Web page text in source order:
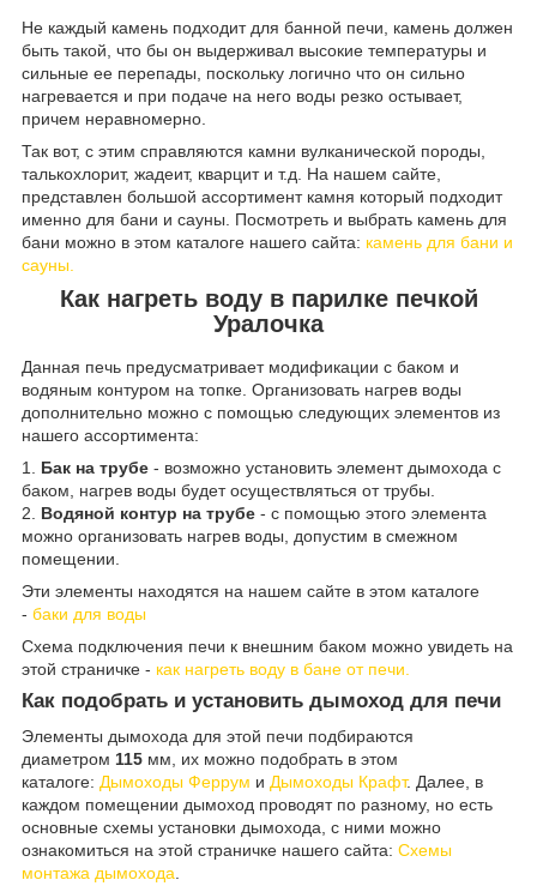
Не каждый камень подходит для банной печи, камень должен
быть такой, что бы он выдерживал высокие температуры и
сильные ее перепады, поскольку логично что он сильно
нагревается и при подаче на него воды резко остывает,
причем неравномерно.
Так вот, с этим справляются камни вулканической породы,
талькохлорит, жадеит, кварцит и т.д. На нашем сайте,
представлен большой ассортимент камня который подходит
именно для бани и сауны. Посмотреть и выбрать камень для
бани можно в этом каталоге нашего сайта: камень для бани и
сауны.
Как нагреть воду в парилке печкой
Уралочка
Данная печь предусматривает модификации с баком и
водяным контуром на топке. Организовать нагрев воды
дополнительно можно с помощью следующих элементов из
нашего ассортимента:
1. Бак на трубе - возможно установить элемент дымохода с
баком, нагрев воды будет осуществляться от трубы.
2. Водяной контур на трубе - с помощью этого элемента
можно организовать нагрев воды, допустим в смежном
помещении.
Эти элементы находятся на нашем сайте в этом каталоге
- баки для воды
Схема подключения печи к внешним баком можно увидеть на
этой страничке - как нагреть воду в бане от печи.
Как подобрать и установить дымоход для печи
Элементы дымохода для этой печи подбираются
диаметром 115 мм, их можно подобрать в этом
каталоге: Дымоходы Феррум и Дымоходы Крафт. Далее, в
каждом помещении дымоход проводят по разному, но есть
основные схемы установки дымохода, с ними можно
ознакомиться на этой страничке нашего сайта: Схемы
монтажа дымохода.